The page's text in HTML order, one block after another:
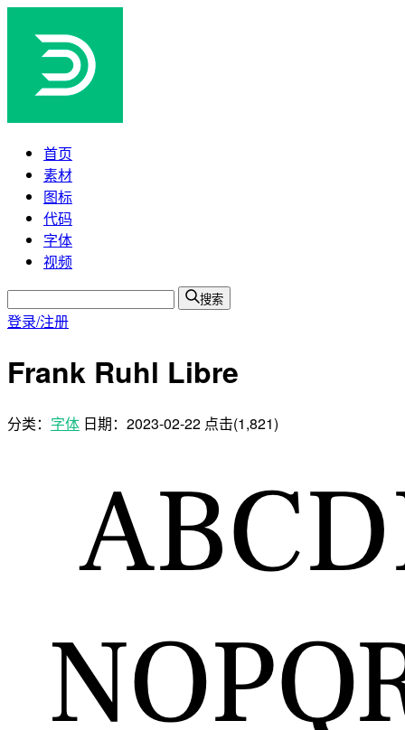
首页
素材
图标
代码
字体
视频
搜索
登录/注册
Frank Ruhl Libre
分类： 字体 日期： 2023-02-22 点击(1,821)